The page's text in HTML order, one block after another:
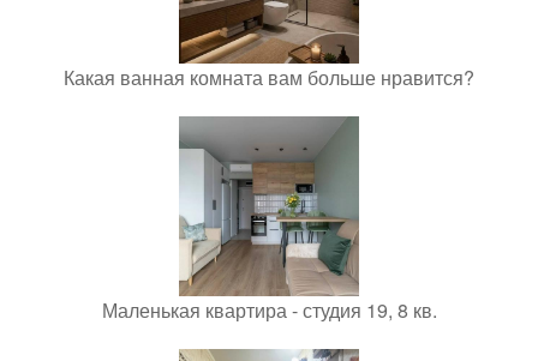
Какая ванная комната вам больше нравится?
Маленькая квартира - студия 19, 8 кв.